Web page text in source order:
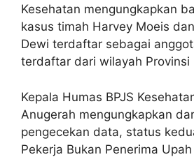
Kesehatan mengungkapkan
kasus timah Harvey Moeis
Dewi terdaftar sebagai
terdaftar dari wilayah Provinsi
Kepala Humas BPJS
Anugerah mengungkapkan
pengecekan data, status
Pekerja Bukan Penerima